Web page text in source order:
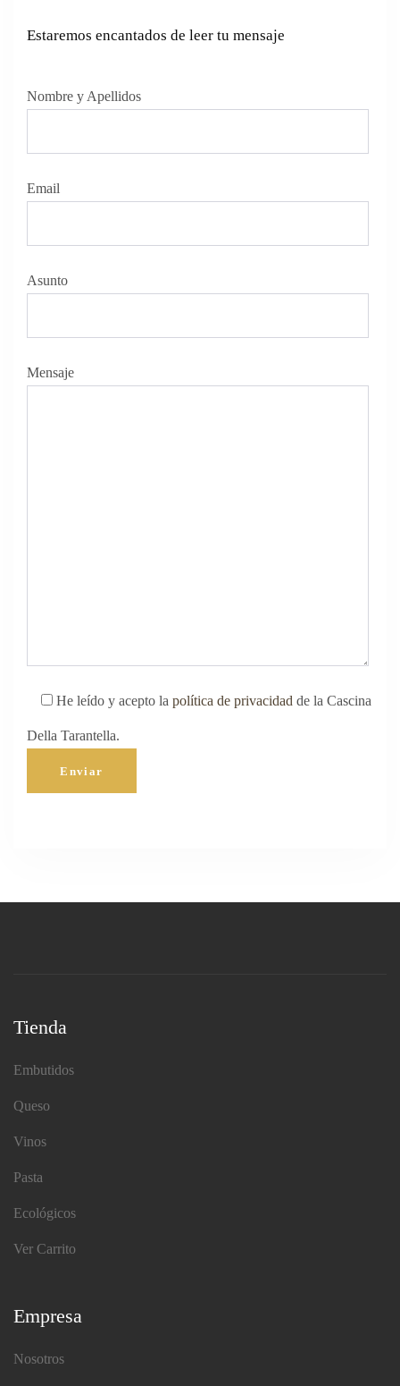
Estaremos encantados de leer tu mensaje
Nombre y Apellidos
Email
Asunto
Mensaje
He leído y acepto la política de privacidad de la Cascina
Della Tarantella.
Tienda
Embutidos
Queso
Vinos
Pasta
Ecológicos
Ver Carrito
Empresa
Nosotros